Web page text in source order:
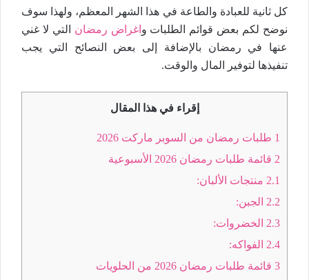
كل ثانية للعبادة والطاعة في هذا الشهر المعظم، ولهذا سوف
نوضح لكم بعض قوائم الطلبات و اغراض رمضان التي لا غني
عنها في رمضان بالإضافة إلى بعض النصائح التي يجب
تنفيذها لتوفير المال والوقت.
إقراء في هذا المقال
1 طلبات رمضان من السوبر ماركت 2026
2 قائمة طلبات رمضان 2026 الأسبوعية
2.1 منتجات الألبان:
2.2 الجبن:
2.3 الخضروات:
2.4 الفواكه:
3 قائمة طلبات رمضان 2026 من الحلويات